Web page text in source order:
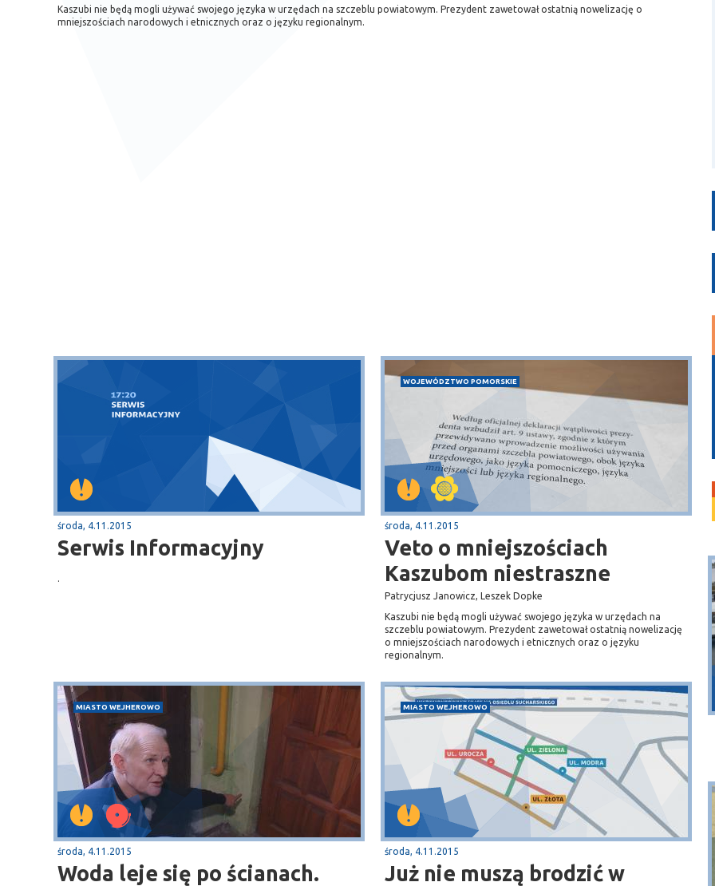
Kaszubi nie będą mogli używać swojego języka w urzędach na szczeblu powiatowym. Prezydent zawetował ostatnią nowelizację o
mniejszościach narodowych i etnicznych oraz o języku regionalnym.
środa, 4.11.2015
Serwis Informacyjny
.
WOJEWÓDZTWO POMORSKIE
środa, 4.11.2015
Veto o mniejszościach
Kaszubom niestraszne
Patrycjusz Janowicz, Leszek Dopke
Kaszubi nie będą mogli używać swojego języka w urzędach na
szczeblu powiatowym. Prezydent zawetował ostatnią nowelizację
o mniejszościach narodowych i etnicznych oraz o języku
regionalnym.
MIASTO WEJHEROWO
środa, 4.11.2015
Woda leje się po ścianach.
MIASTO WEJHEROWO
środa, 4.11.2015
Już nie muszą brodzić w
krajową nr 6
Sopot Puck
Przystań, molo